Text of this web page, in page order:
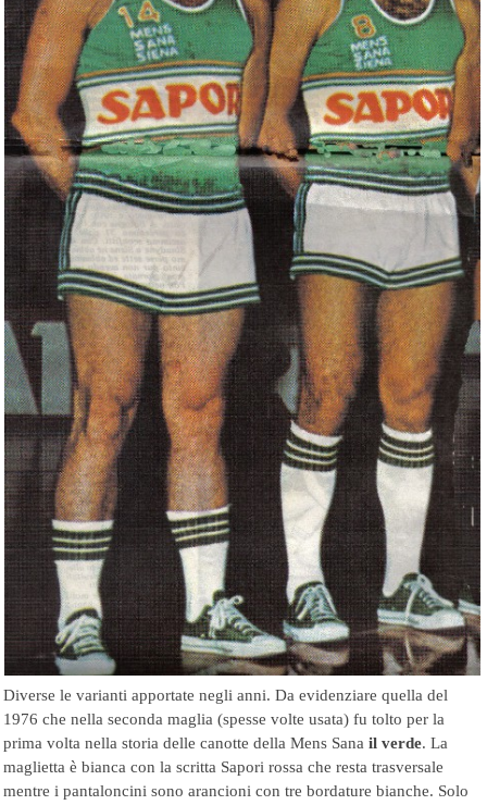
Diverse le varianti apportate negli anni. Da evidenziare quella del
1976 che nella seconda maglia (spesse volte usata) fu tolto per la
prima volta nella storia delle canotte della Mens Sana il verde. La
maglietta è bianca con la scritta Sapori rossa che resta trasversale
mentre i pantaloncini sono arancioni con tre bordature bianche. Solo